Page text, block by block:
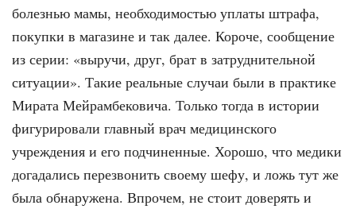
болезнью мамы, необходимо­стью уплаты штрафа,
покупки в мага­зине и так далее. Короче, сообщение
из серии: «выручи, друг, брат в затруд­нительной
ситуации». Такие реаль­ные случаи были в практике
Мирата Мейрамбековича. Только тогда в исто­рии
фигурировали главный врач меди­цинского
учреждения и его подчинен­ные. Хорошо, что медики
догадались перезвонить своему шефу, и ложь тут же
была обнаружена. Впрочем, не сто­ит доверять и